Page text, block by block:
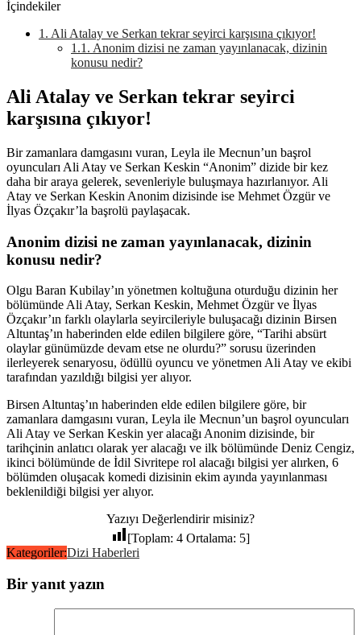
İçindekiler
1. Ali Atalay ve Serkan tekrar seyirci karşısına çıkıyor!
1.1. Anonim dizisi ne zaman yayınlanacak, dizinin
konusu nedir?
Ali Atalay ve Serkan tekrar seyirci
karşısına çıkıyor!
Bir zamanlara damgasını vuran, Leyla ile Mecnun’un başrol
oyuncuları Ali Atay ve Serkan Keskin “Anonim” dizide bir kez
daha bir araya gelerek, sevenleriyle buluşmaya hazırlanıyor. Ali
Atay ve Serkan Keskin Anonim dizisinde ise Mehmet Özgür ve
İlyas Özçakır’la başrolü paylaşacak.
Anonim dizisi ne zaman yayınlanacak, dizinin
konusu nedir?
Olgu Baran Kubilay’ın yönetmen koltuğuna oturduğu dizinin her
bölümünde Ali Atay, Serkan Keskin, Mehmet Özgür ve İlyas
Özçakır’ın farklı olaylarla seyircileriyle buluşacağı dizinin Birsen
Altuntaş’ın haberinden elde edilen bilgilere göre, “Tarihi absürt
olaylar günümüzde devam etse ne olurdu?” sorusu üzerinden
ilerleyerek senaryosu, ödüllü oyuncu ve yönetmen Ali Atay ve ekibi
tarafından yazıldığı bilgisi yer alıyor.
Birsen Altuntaş’ın haberinden elde edilen bilgilere göre, bir
zamanlara damgasını vuran, Leyla ile Mecnun’un başrol oyuncuları
Ali Atay ve Serkan Keskin yer alacağı Anonim dizisinde, bir
tarihçinin anlatıcı olarak yer alacağı ve ilk bölümünde Deniz Cengiz,
ikinci bölümünde de İdil Sivritepe rol alacağı bilgisi yer alırken, 6
bölümden oluşacak komedi dizisinin ekim ayında yayınlanması
beklenildiği bilgisi yer alıyor.
Yazıyı Değerlendirir misiniz?
[Toplam: 4 Ortalama: 5]
Kategoriler:Dizi Haberleri
Bir yanıt yazın